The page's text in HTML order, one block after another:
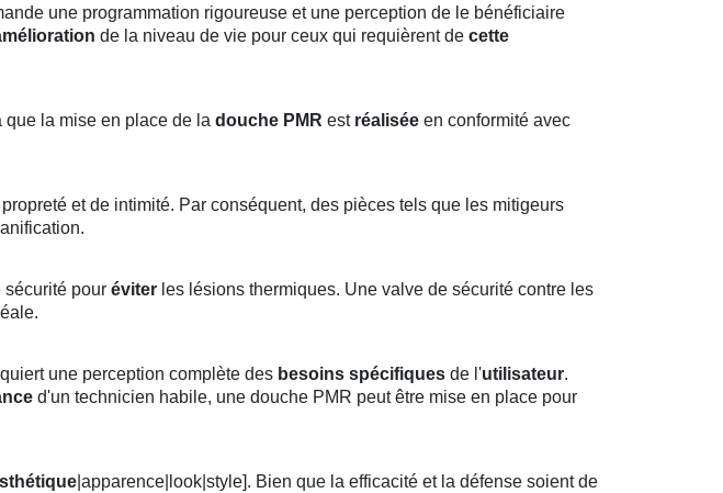
une programmation rigoureuse et une perception de le bénéficiaire
de la niveau de vie pour ceux qui requièrent de cette
la mise en place de la douche PMR est réalisée en conformité avec
et de intimité. Par conséquent, des pièces tels que les mitigeurs
sécurité pour éviter les lésions thermiques. Une valve de sécurité contre les
une perception complète des besoins spécifiques de l'utilisateur.
d'un technicien habile, une douche PMR peut être mise en place pour
|apparence|look|style]. Bien que la efficacité et la défense soient de